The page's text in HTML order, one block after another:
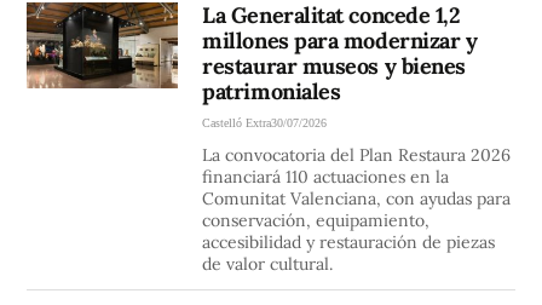
La Generalitat concede 1,2
millones para modernizar y
restaurar museos y bienes
patrimoniales
Castelló Extra30/07/2026
La convocatoria del Plan Restaura 2026
financiará 110 actuaciones en la
Comunitat Valenciana, con ayudas para
conservación, equipamiento,
accesibilidad y restauración de piezas
de valor cultural.